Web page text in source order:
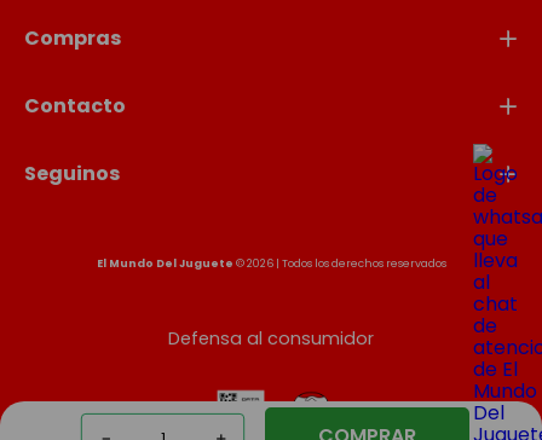
Compras
Contacto
Seguinos
El Mundo Del Juguete © 2026 | Todos los derechos reservados
Defensa al consumidor